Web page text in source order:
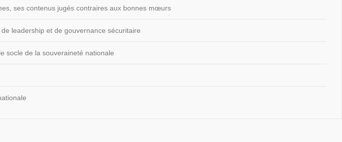
ses contenus jugés contraires aux bonnes mœurs
leadership et de gouvernance sécuritaire
socle de la souveraineté nationale